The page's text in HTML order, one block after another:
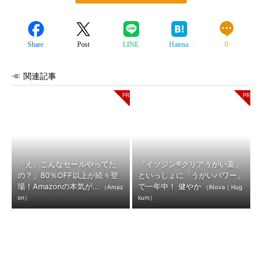
Share Post LINE Hatena 0
関連記事
「え、こんなセールやってた
の？」80％OFF以上が続々登
場！Amazonの本気が...
（Amaz
on）
「イソジン®クリアうがい薬」
といっしょに「うがいパワー」
で一年中！ 健やか
（iNova｜Hug
kum）